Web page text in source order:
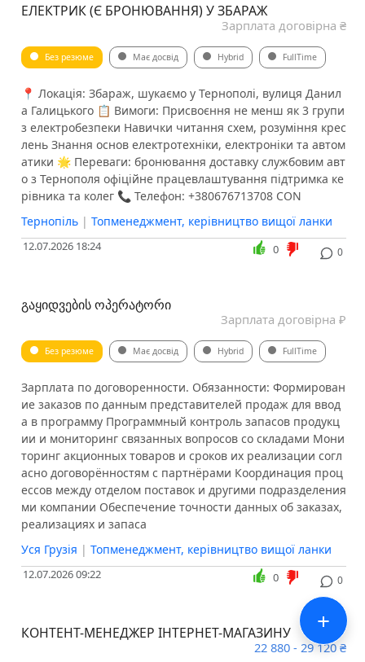
ЕЛЕКТРИК (Є БРОНЮВАННЯ) У ЗБАРАЖ
Зарплата договірна ₴
Без резюме Має досвід Hybrid FullTime
📍 Локація: Збараж, шукаємо у Тернополі, вулиця Данил
а Галицького 📋 Вимоги: Присвоєння не менш як 3 групи
з електробезпеки Навички читання схем, розуміння крес
лень Знання основ електротехніки, електроніки та автом
атики 🌟 Переваги: бронювання доставку службовим авт
о з Тернополя офіційне працевлаштування підтримка ке
рівника та колег 📞 Телефон: +380676713708 CON
Тернопіль | Топменеджмент, керівництво вищої ланки
12.07.2026 18:24 0
0
ᲒᲐᲧᲘᲓᲕᲔᲑᲘᲡ ᲝᲞᲔᲠᲐᲢᲝᲠᲘ
Зарплата договірна ₽
Без резюме Має досвід Hybrid FullTime
Зарплата по договоренности. Обязанности: Формирован
ие заказов по данным представителей продаж для ввод
а в программу Программный контроль запасов продукц
ии и мониторинг связанных вопросов со складами Мони
торинг акционных товаров и сроков их реализации согл
асно договорённостям с партнёрами Координация проц
ессов между отделом поставок и другими подразделения
ми компании Обеспечение точности данных об заказах,
реализациях и запаса
Уся Грузія | Топменеджмент, керівництво вищої ланки
12.07.2026 09:22 0
0
КОНТЕНТ-МЕНЕДЖЕР ІНТЕРНЕТ-МАГАЗИНУ
22 880 - 29 120 ₴
+